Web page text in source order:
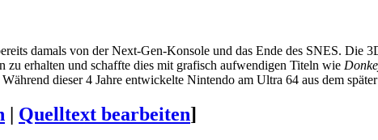
damals von der Next-Gen-Konsole und das Ende des SNES. Die
erhalten und schaffte dies mit grafisch aufwendigen Titeln wie
Während dieser 4 Jahre entwickelte Nintendo am Ultra 64 aus dem
| Quelltext bearbeiten]